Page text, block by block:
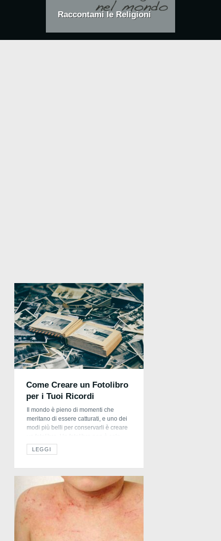
Raccontami le Religioni
Come Creare un Fotolibro
per i Tuoi Ricordi
Il mondo è pieno di momenti che
meritano di essere catturati, e uno dei
modi più belli per conservarli è creare
una raccolta di foto, ma una vera e
propria manifestazione tangibile dei
realizzarne uno per custodire i […]
LEGGI